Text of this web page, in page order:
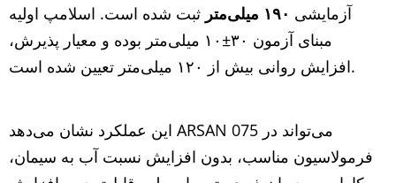
آزمایشی ۱۹۰ میلی‌متر ثبت شده است. اسلامپ اولیه
مبنای آزمون ۳۰±۱۰ میلی‌متر بوده و معیار پذیرش،
افزایش روانی بیش از ۱۲۰ میلی‌متر تعیین شده است.
این عملکرد نشان می‌دهد ARSAN 075 می‌تواند در
فرمولاسیون مناسب، بدون افزایش نسبت آب به سیمان،